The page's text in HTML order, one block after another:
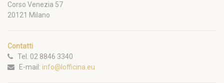
Corso Venezia 57
20121 Milano
Contatti
Tel. 02 8846 3340
E-mail: info@lofficina.eu